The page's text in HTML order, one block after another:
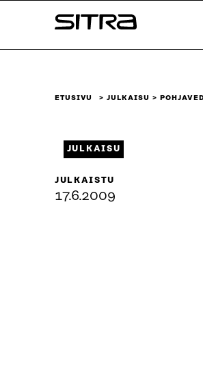
sisältöön
Sitra
ETUSIVU JULKAISU
JULKAISU
JULKAISTU
17.6.2009